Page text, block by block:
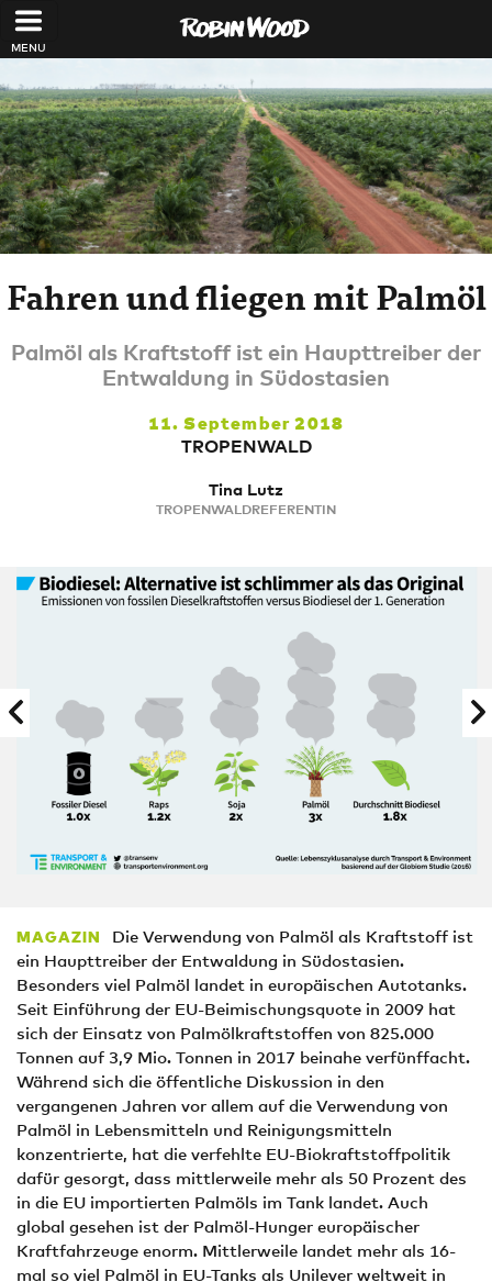
Direkt zum Inhalt
Fahren und fliegen mit Palmöl
Palmöl als Kraftstoff ist ein Haupttreiber der
Entwaldung in Südostasien
11. September 2018
TROPENWALD
Tina Lutz
TROPENWALDREFERENTIN
MAGAZIN
Die Verwendung von Palmöl als Kraftstoff ist
ein Haupttreiber der Entwaldung in Südostasien.
Besonders viel Palmöl landet in europäischen Autotanks.
Seit Einführung der EU-Beimischungsquote in 2009 hat
sich der Einsatz von Palmölkraftstoffen von 825.000
Tonnen auf 3,9 Mio. Tonnen in 2017 beinahe verfünffacht.
Während sich die öffentliche Diskussion in den
vergangenen Jahren vor allem auf die Verwendung von
Palmöl in Lebensmitteln und Reinigungsmitteln
konzentrierte, hat die verfehlte EU-Biokraftstoffpolitik
dafür gesorgt, dass mittlerweile mehr als 50 Prozent des
in die EU importierten Palmöls im Tank landet. Auch
global gesehen ist der Palmöl-Hunger europäischer
Kraftfahrzeuge enorm. Mittlerweile landet mehr als 16-
mal so viel Palmöl in EU-Tanks als Unilever weltweit in